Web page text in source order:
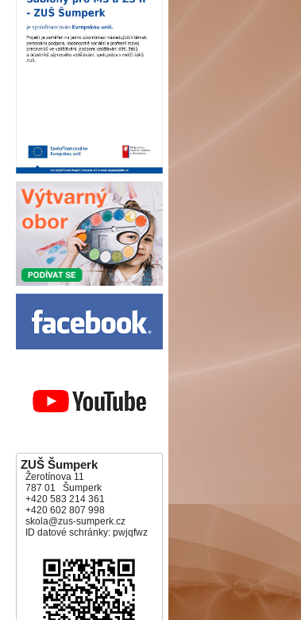
ZUŠ Šumperk
Žerotínova 11
787 01 Šumperk
+420 583 214 361
+420 602 807 998
skola@zus-sumperk.cz
ID datové schránky: pwjqfwz